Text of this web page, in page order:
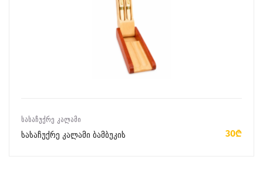
ᲡᲐᲡᲐᲩᲣᲥᲠᲔ ᲙᲐᲚᲐᲛᲘ
სასაჩუქრე კალამი ბამბუკის 30₾